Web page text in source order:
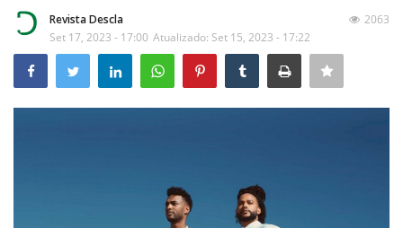
Desporto
Revista Descla
Set 17, 2023 - 17:00 Atualizado: Set 15, 2023 - 17:22
2063